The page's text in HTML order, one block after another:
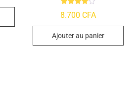
4.09
8.700 CFA
Ajouter au panier